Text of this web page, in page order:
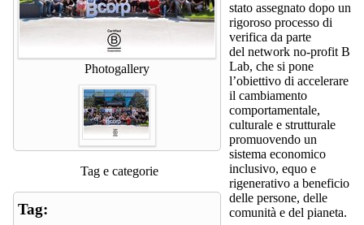
Photogallery
Tag e categorie
Tag:
stato assegnato dopo un
rigoroso processo di
verifica da parte
del network no-profit B
Lab, che si pone
l’obiettivo di accelerare
il cambiamento
comportamentale,
culturale e strutturale
promuovendo un
sistema economico
inclusivo, equo e
rigenerativo a beneficio
delle persone, delle
comunità e del pianeta.